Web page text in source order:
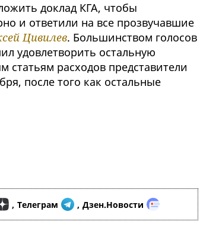
доклад КГА, чтобы
и ответили на все прозвучавшие
Цивилев. Большинством голосов
удовлетворить остальную
расходов представители
после того как остальные
, Телеграм , Дзен.Новости